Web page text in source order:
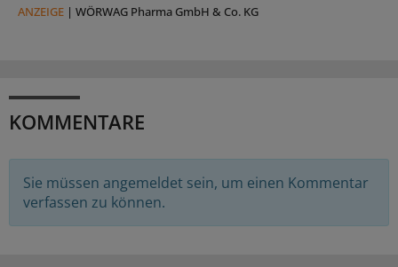
ANZEIGE | WÖRWAG Pharma GmbH & Co. KG
KOMMENTARE
Sie müssen angemeldet sein, um einen Kommentar
verfassen zu können.